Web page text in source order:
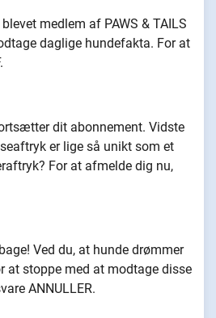
medlem af PAWS & TAILS
daglige hundefakta. For at
dit abonnement. Vidste
er lige så unikt som et
For at afmelde dig nu,
Ved du, at hunde drømmer
at stoppe med at modtage disse
ANNULLER.